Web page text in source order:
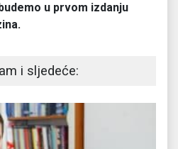
u prvom izdanju
i sljedeće: